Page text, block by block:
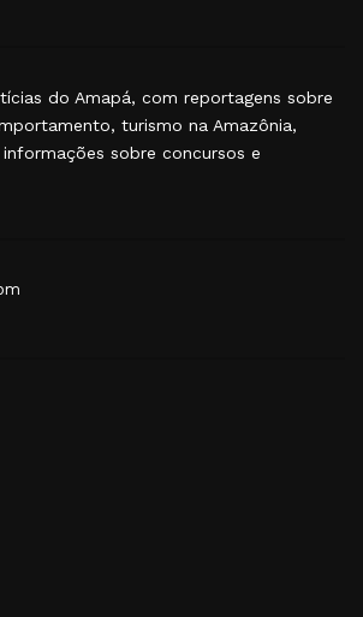
do Amapá, com reportagens sobre
turismo na Amazônia,
sobre concursos e